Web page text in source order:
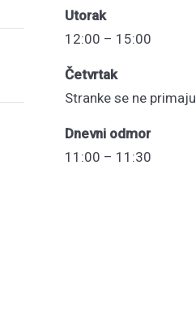
Utorak
12:00 – 15:00
Četvrtak
Stranke se ne primaju
Dnevni odmor
11:00 – 11:30